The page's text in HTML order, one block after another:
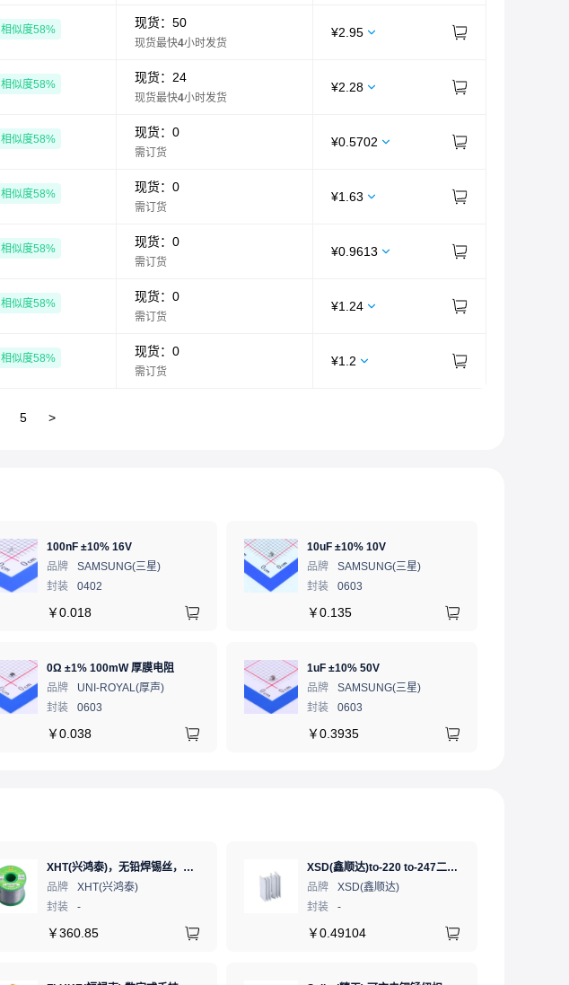
相似度58% 现货： 50
现货最快4小时发货
¥2.95
相似度58% 现货： 24
现货最快4小时发货
¥2.28
相似度58% 现货： 0
需订货
¥0.5702
相似度58% 现货： 0
需订货
¥1.63
相似度58% 现货： 0
需订货
¥0.9613
相似度58% 现货： 0
需订货
¥1.24
相似度58% 现货： 0
需订货
¥1.2
5 >
100nF ±10% 16V
品牌
SAMSUNG(三星)
封装
0402
￥0.018
10uF ±10% 10V
品牌
SAMSUNG(三星)
封装
0603
￥0.135
0Ω ±1% 100mW 厚膜电阻
品牌
UNI-ROYAL(厚声)
封装
0603
￥0.038
1uF ±10% 50V
品牌
SAMSUNG(三星)
封装
0603
￥0.3935
XHT(兴鸿泰)，无铅焊锡丝，Sn99.3Cu0.7 Φ1mm 750G，环保锡线， 免洗焊锡丝/锡线,1卷
品牌
XHT(兴鸿泰)
封装
-
￥360.85
XSD(鑫顺达)to-220 to-247二极管铝型材散热片 15.5*10.5*21 本色带针大功率电子散热器（可定制）
品牌
XSD(鑫顺达)
封装
-
￥0.49104